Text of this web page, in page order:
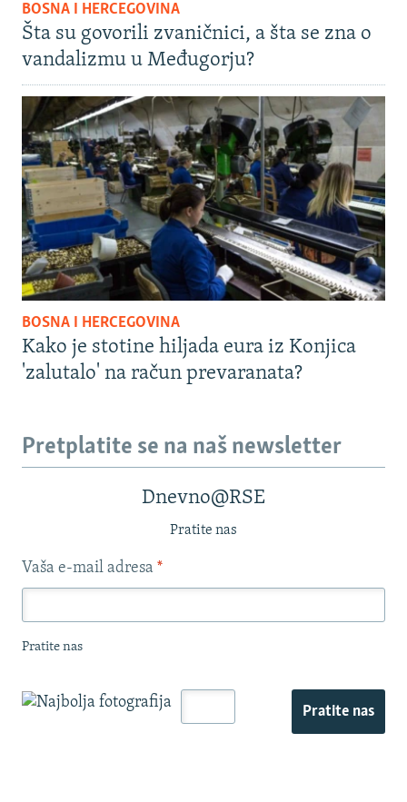
BOSNA I HERCEGOVINA
Šta su govorili zvaničnici, a šta se zna o
vandalizmu u Međugorju?
BOSNA I HERCEGOVINA
Kako je stotine hiljada eura iz Konjica
'zalutalo' na račun prevaranata?
Pretplatite se na naš newsletter
Dnevno@RSE
Pratite nas
Vaša e-mail adresa *
Pratite nas
Pratite nas